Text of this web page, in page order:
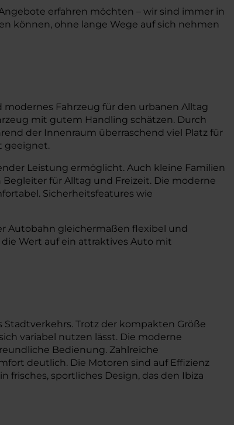
erfahren möchten – wir sind immer in
können, ohne lange Wege auf sich nehmen
modernes Fahrzeug für den urbanen Alltag
mit gutem Handling schätzen. Durch
der Innenraum überraschend viel Platz für
geeignet.
Leistung ermöglicht. Auch kleine Familien
für Alltag und Freizeit. Die moderne
Sicherheitsfeatures wie
Autobahn gleichermaßen flexibel und
Wert auf ein attraktives Auto mit
Trotz der kompakten Größe
variabel nutzen lässt. Die moderne
Bedienung. Zahlreiche
deutlich. Die Motoren sind auf Effizienz
sportliches Design, das den Ibiza